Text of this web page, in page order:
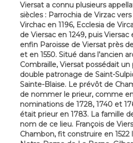
Viersat a connu plusieurs
siècles : Parrochia de Virzac vers
Virchac en 1196, Ecclesia de
de Viersac en 1249, puis
enfin Paroisse de Viersat près
et en 1550. Situé dans l’ancien
Combraille, Viersat possédait
double patronage de Saint-
Sainte-Blaise. Le prévôt de
de nommer le prieur, comme
nominations de 1728, 1740 et
était prieur en 1783. La famille
nom de ce lieu. François de
Chambon, fit construire en 1522